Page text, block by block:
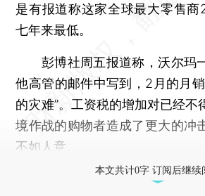
是有报道称这家全球最大零售商
七年来最低。
彭博社周五报道称，沃尔玛
他高管的邮件中写到，2月的月
的灾难”。工资税的增加对已经不
境作战的购物者造成了更大的冲
不如人意。
本文共计0字 订阅后继续